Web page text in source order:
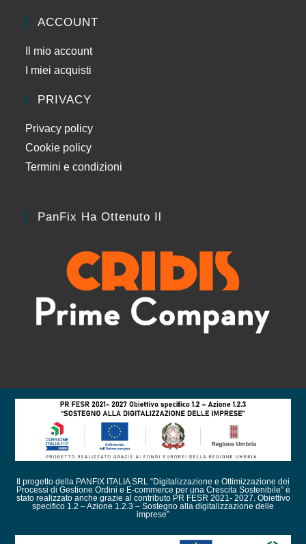
ACCOUNT
Il mio account
I miei acquisti
PRIVACY
Privacy policy
Cookie policy
Termini e condizioni
PanFix Ha Ottenuto Il
Il progetto della PANFIX ITALIA SRL “Digitalizzazione e Ottimizzazione dei
Processi di Gestione Ordini e E-commerce per una Crescita Sostenibile” è
stato realizzato anche grazie al contributo PR FESR 2021- 2027. Obiettivo
specifico 1.2 – Azione 1.2.3 – Sostegno alla digitalizzazione delle
imprese”